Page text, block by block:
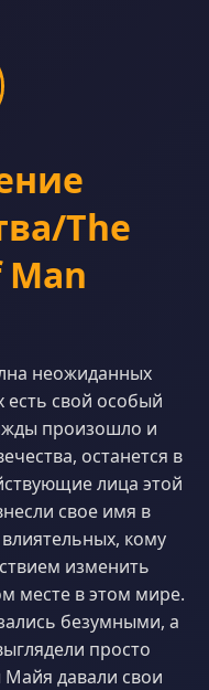
The
неожиданных
есть свой особый
произошло и
останется в
лица этой
свое имя в
кому
изменить
месте в этом мире.
безумными, а
просто
давали свои